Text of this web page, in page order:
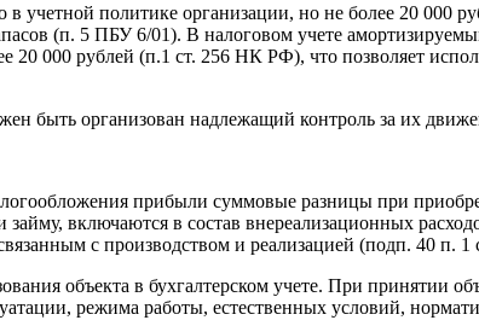
учетной политике организации, но не более 20 000
(п. 5 ПБУ 6/01). В налоговом учете
20 000 рублей (п.1 ст. 256 НК РФ), что позволяет
быть организован надлежащий контроль за их
прибыли суммовые разницы при
включаются в состав внереализационных
с производством и реализацией (подп. 40 п.
объекта в бухгалтерском учете. При принятии
режима работы, естественных условий,